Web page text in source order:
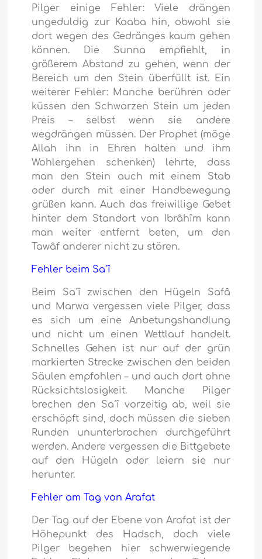
Pilger einige Fehler: Viele drängen
ungeduldig zur Kaaba hin, obwohl sie
dort wegen des Gedränges kaum gehen
können. Die Sunna empfiehlt, in
größerem Abstand zu gehen, wenn der
Bereich um den Stein überfüllt ist. Ein
weiterer Fehler: Manche berühren oder
küssen den Schwarzen Stein um jeden
Preis – selbst wenn sie andere
wegdrängen müssen. Der Prophet (möge
Allah ihn in Ehren halten und ihm
Wohlergehen schenken) lehrte, dass
man den Stein auch mit einem Stab
oder durch mit einer Handbewegung
grüßen kann. Auch das freiwillige Gebet
hinter dem Standort von Ibrâhîm kann
man weiter entfernt beten, um den
Tawâf anderer nicht zu stören.
Fehler beim Sa´î
Beim Sa´î zwischen den Hügeln Safâ
und Marwa vergessen viele Pilger, dass
es sich um eine Anbetungshandlung
und nicht um einen Wettlauf handelt.
Schnelles Gehen ist nur auf der grün
markierten Strecke zwischen den beiden
Säulen empfohlen – und auch dort ohne
Rücksichtslosigkeit. Manche Pilger
brechen den Sa´î vorzeitig ab, weil sie
erschöpft sind, doch müssen die sieben
Runden ununterbrochen durchgeführt
werden. Andere vergessen die Bittgebete
auf den Hügeln oder leiern sie nur
herunter.
Fehler am Tag von Arafat
Der Tag auf der Ebene von Arafat ist der
Höhepunkt des Hadsch, doch viele
Pilger begehen hier schwerwiegende